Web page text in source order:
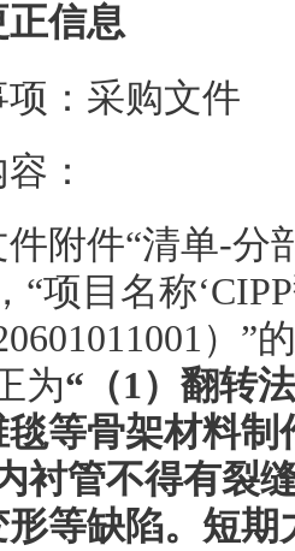
信息
：采购文件
：
附件“清单-分
“项目名称
）”
为“ （1）翻转
等骨架材料
内衬管不得有裂
等缺陷。短